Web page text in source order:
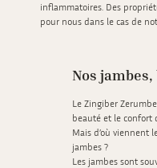
inflammatoires. Des
pour nous dans le cas de
Nos
Le Zingiber
beauté et le confort
Mais d’où viennent
jambes ?
Les jambes sont